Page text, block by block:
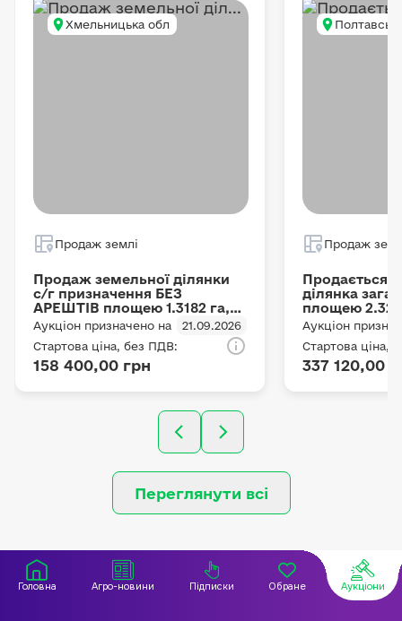
Хмельницька обл
Продаж землі
Продаж земельної ділянки
с/г призначення БЕЗ
АРЕШТІВ площею 1.3182 га,
місце розташування:
Хмельницька область,
Дунаєвецький район,
Морозівська сільська рада
пункту), діл № 361, цільове
призначення: 01.01 Для
сільськогосподарського
виробництва, в оренді в
ГОСПОДАРСТВА
"ЄВРОІНВЕСТ" до 2039 року.
Аукціон призначено на
21.09.2026
Стартова ціна, без ПДВ:
158 400,00 грн
Продаж
Продається
ділянка
площею
кадастровий
адреса:
Хорольський
цільове
Аукціон
Стартова ціна,
337 120,00
Переглянути всі
Головна Агро-новини Підписки Обране Аукціони